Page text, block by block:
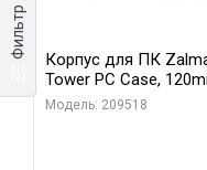
Фильтр
Корпус для ПК
Tower PC Case,
Модель: 209518